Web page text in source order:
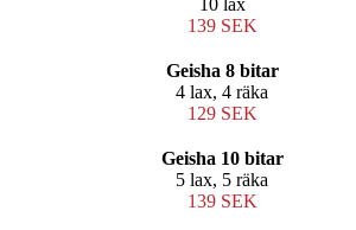
139 SEK
Geisha 8 bitar
4 lax, 4 räka
129 SEK
Geisha 10 bitar
5 lax, 5 räka
139 SEK